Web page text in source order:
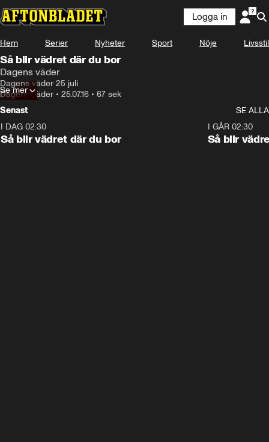
Logga in
Hem Serier Nyheter Sport Nöje Livsstil
Så blir vädret där du bor
Dagens väder
Dagens väder 25 juli
Dagens väder • 25.07.16 • 67 sek
Se mer
Senast
SE ALLA
I DAG 02:30
Så blir vädret där du bor
I GÅR 02:30
Så blir